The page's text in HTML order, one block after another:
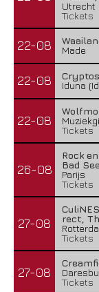
Utrecht
Tickets
22-08
Made
22-08
Iduna
22-08
Tickets
26-08
Rock
Bad
Parijs
Tickets
27-08
rect,
Tickets
27-08
Tickets